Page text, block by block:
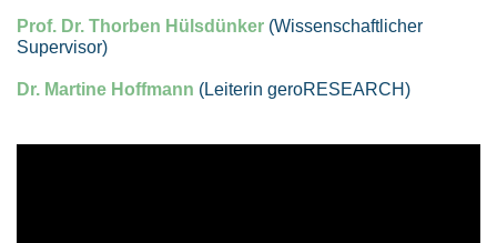
Prof. Dr. Thorben Hülsdünker (Wissenschaftlicher
Supervisor)
Dr. Martine Hoffmann (Leiterin geroRESEARCH)